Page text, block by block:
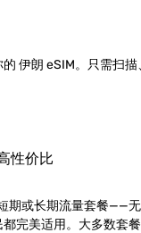
伊朗 eSIM。只需扫描
性价比
期或长期流量套餐——无
完美适用。大多数套餐